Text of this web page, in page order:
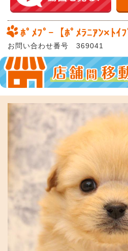
ﾎﾟﾒﾌﾟｰ【ﾎﾟﾒﾗﾆｱﾝ×ﾄｲﾌ
お問い合わせ番号 369041